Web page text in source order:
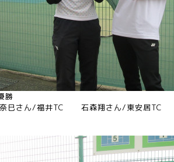
さん/福井TC 石森翔さん/東安居TC